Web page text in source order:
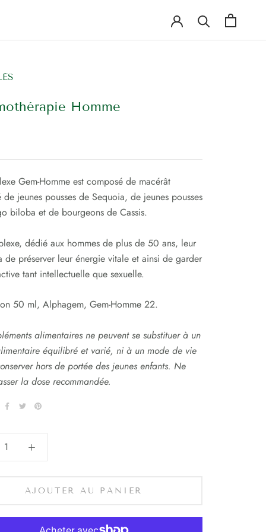
Homme
Gem-Homme est composé de macérât
jeunes pousses de Sequoia, de jeunes pousses
biloba et de bourgeons de Cassis.
dédié aux hommes de plus de 50 ans, leur
de préserver leur énergie vitale et ainsi de garder
tant intellectuelle que sexuelle.
50 ml, Alphagem, Gem-Homme 22.
alimentaires ne peuvent se substituer à un
équilibré et varié, ni à un mode de vie
hors de portée des jeunes enfants. Ne
la dose recommandée.
AJOUTER AU PANIER